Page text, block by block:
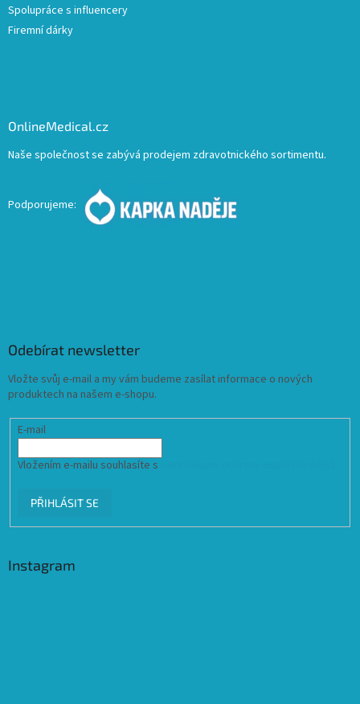
Spolupráce s influencery
Firemní dárky
OnlineMedical.cz
Naše společnost se zabývá prodejem zdravotnického sortimentu.
Podporujeme:
Odebírat newsletter
Vložte svůj e-mail a my vám budeme zasílat informace o nových
produktech na našem e-shopu.
E-mail
Vložením e-mailu souhlasíte s
PŘIHLÁSIT SE
Instagram